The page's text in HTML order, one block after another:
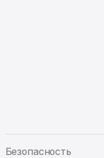
Безопасность